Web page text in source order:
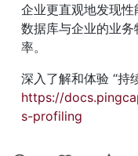
企业更直观地发现
数据库与企业的业
率。
深入了解和体验 “持
https://
s-profiling